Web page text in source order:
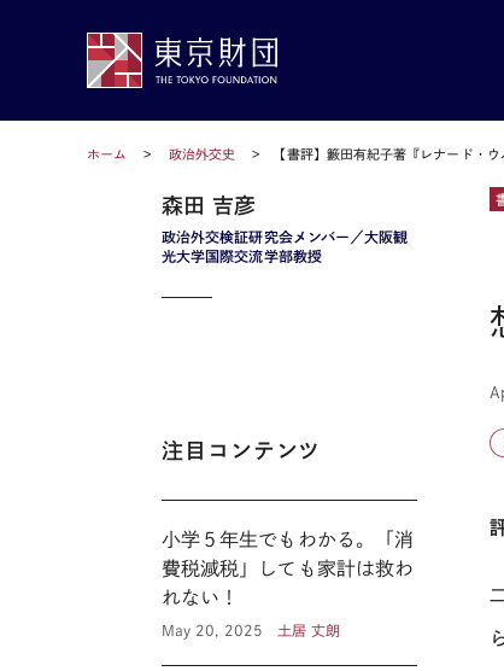
ホーム 政治外交史 【書評】籔田有紀子著『レナード・
政治外交検証研究会メンバー／大阪観
光大学国際交流学部教授
森田 吉彦
注目コンテンツ
小学５年生でもわかる。「消
費税減税」しても家計は救わ
れない！
May 20, 2025 土居 丈朗